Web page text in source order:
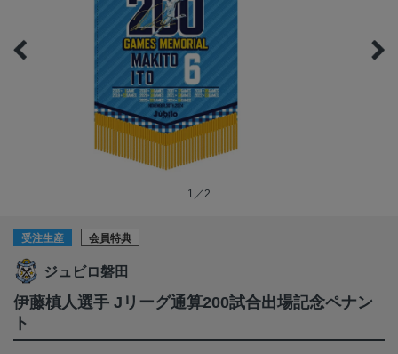
1／2
受注生産 会員特典
ジュビロ磐田
伊藤槙人選手 Jリーグ通算200試合出場記念ペナン
ト